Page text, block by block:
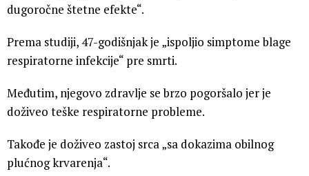
dugoročne štetne efekte“.
Prema studiji, 47-godišnjak je „ispoljio simptome blage
respiratorne infekcije“ pre smrti.
Međutim, njegovo zdravlje se brzo pogoršalo jer je
doživeo teške respiratorne probleme.
Takođe je doživeo zastoj srca „sa dokazima obilnog
plućnog krvarenja“.